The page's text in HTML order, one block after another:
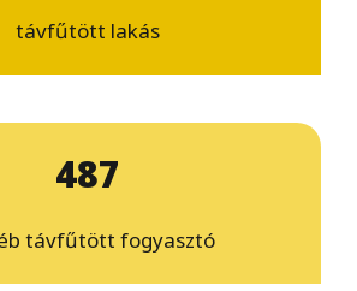
távfűtött lakás
487
távfűtött fogyasztó